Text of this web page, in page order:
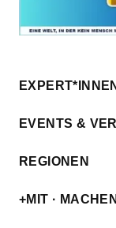
EXPERT*INNEN
EVENTS &
REGIONEN
+MIT ·